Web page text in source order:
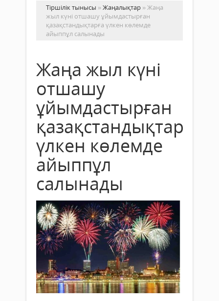
Тіршілік тынысы »Жаңалықтар » Жаңа
жыл күні отшашу ұйымдастырған
қазақстандықтарға үлкен көлемде
айыппұл салынады
Жаңа жыл күні
отшашу
ұйымдастырған
қазақстандықтарға
үлкен көлемде
айыппұл
салынады